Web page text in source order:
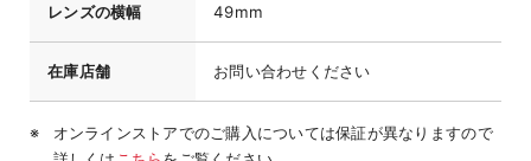
レンズの横幅 49mm
在庫店舗 お問い合わせください
オンラインストアでのご購入については保証が異なりますので